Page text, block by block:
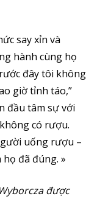
say xỉn và
hành cùng họ
đây tôi không
giờ tỉnh táo,”
đầu tâm sự với
có rượu.
uống rượu –
đã đúng. »
được